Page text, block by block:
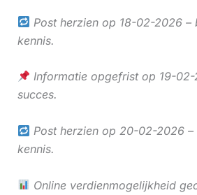
Post herzien op 18-02-2026 –
kennis.
Informatie opgefrist op 19-
succes.
Post herzien op 20-02-2026
kennis.
Online verdienmogelijkheid